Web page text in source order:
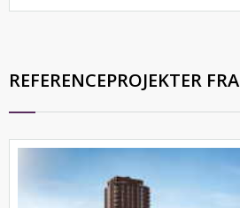
REFERENCEPROJEKTER FRA